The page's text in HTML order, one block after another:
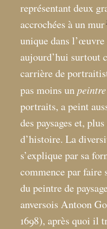
représentant deux
accrochées à un mur
unique dans
aujourd’hui surtout
carrière de
pas moins un
portraits, a peint
des paysages et,
d’histoire. La
s’explique par sa
commence par faire
du peintre de
anversois Antoon
1698), après quoi il